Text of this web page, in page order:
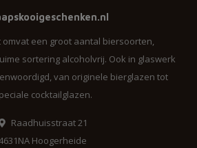
omvat een groot aantal biersoorten,
sortering alcoholvrij. Ook in glaswerk
van originele bierglazen tot
cocktailglazen.
Raadhuisstraat 21
Hoogerheide